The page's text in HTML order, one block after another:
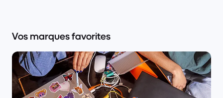
Vos marques favorites